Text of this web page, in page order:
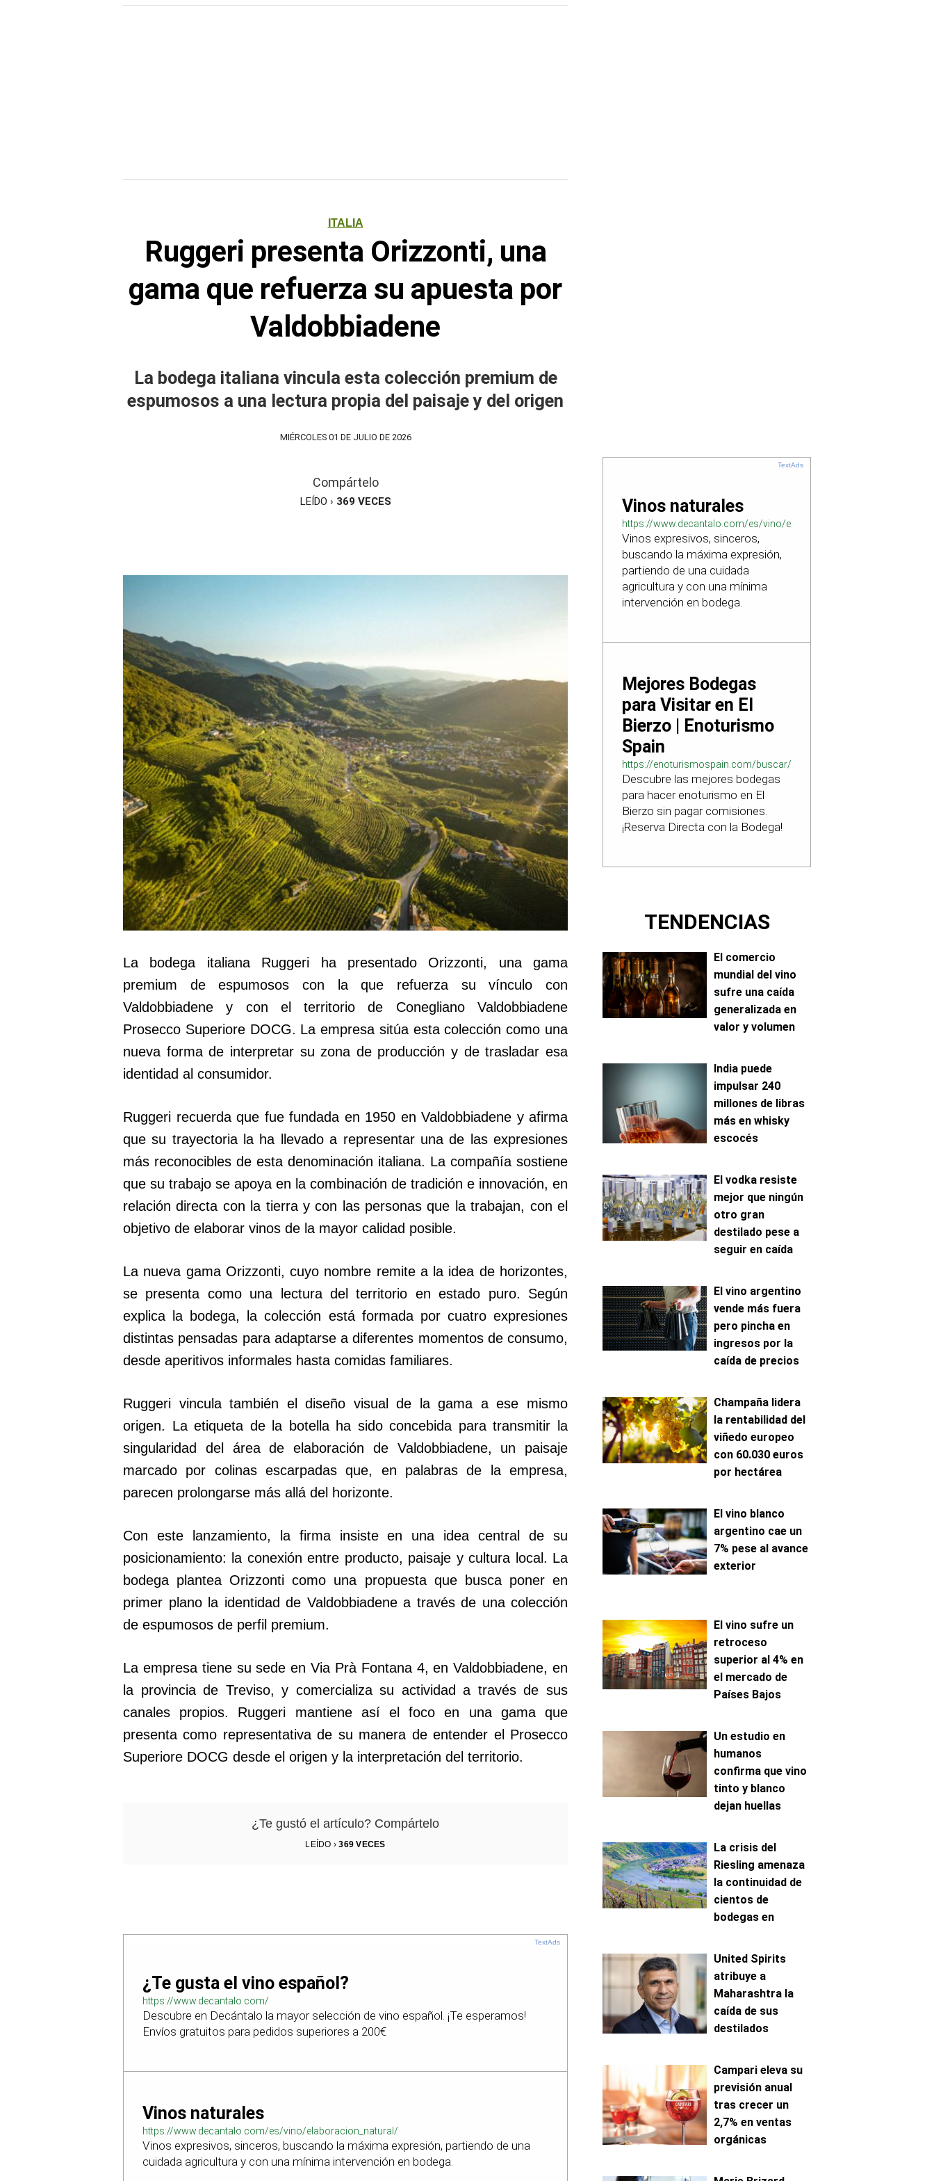
ITALIA
Ruggeri presenta Orizzonti, una
gama que refuerza su apuesta por
Valdobbiadene
La bodega italiana vincula esta colección premium de
espumosos a una lectura propia del paisaje y del origen
MIÉRCOLES 01 DE JULIO DE 2026
Compártelo
LEÍDO › 369 VECES
La bodega italiana Ruggeri ha presentado Orizzonti, una gama
premium de espumosos con la que refuerza su vínculo con
Valdobbiadene y con el territorio de Conegliano Valdobbiadene
Prosecco Superiore DOCG. La empresa sitúa esta colección como una
nueva forma de interpretar su zona de producción y de trasladar esa
identidad al consumidor.
Ruggeri recuerda que fue fundada en 1950 en Valdobbiadene y afirma
que su trayectoria la ha llevado a representar una de las expresiones
más reconocibles de esta denominación italiana. La compañía sostiene
que su trabajo se apoya en la combinación de tradición e innovación, en
relación directa con la tierra y con las personas que la trabajan, con el
objetivo de elaborar vinos de la mayor calidad posible.
La nueva gama Orizzonti, cuyo nombre remite a la idea de horizontes,
se presenta como una lectura del territorio en estado puro. Según
explica la bodega, la colección está formada por cuatro expresiones
distintas pensadas para adaptarse a diferentes momentos de consumo,
desde aperitivos informales hasta comidas familiares.
Ruggeri vincula también el diseño visual de la gama a ese mismo
origen. La etiqueta de la botella ha sido concebida para transmitir la
singularidad del área de elaboración de Valdobbiadene, un paisaje
marcado por colinas escarpadas que, en palabras de la empresa,
parecen prolongarse más allá del horizonte.
Con este lanzamiento, la firma insiste en una idea central de su
posicionamiento: la conexión entre producto, paisaje y cultura local. La
bodega plantea Orizzonti como una propuesta que busca poner en
primer plano la identidad de Valdobbiadene a través de una colección
de espumosos de perfil premium.
La empresa tiene su sede en Via Prà Fontana 4, en Valdobbiadene, en
la provincia de Treviso, y comercializa su actividad a través de sus
canales propios. Ruggeri mantiene así el foco en una gama que
presenta como representativa de su manera de entender el Prosecco
Superiore DOCG desde el origen y la interpretación del territorio.
¿Te gustó el artículo? Compártelo
LEÍDO ›369 VECES
TextAds
¿Te gusta el vino español?
https://www.decantalo.com/
Descubre en Decántalo la mayor selección de vino español. ¡Te esperamos!
Envíos gratuitos para pedidos superiores a 200€
Vinos naturales
https://www.decantalo.com/es/vino/elaboracion_natural/
Vinos expresivos, sinceros, buscando la máxima expresión, partiendo de una
cuidada agricultura y con una mínima intervención en bodega.
TextAds
Vinos naturales
https://www.decantalo.com/es/vino/elaboracion_natural/
Vinos expresivos, sinceros,
buscando la máxima expresión,
partiendo de una cuidada
agricultura y con una mínima
intervención en bodega.
Mejores Bodegas
para Visitar en El
Bierzo | Enoturismo
Spain
https://enoturismospain.com/buscar/ciudad-
visitar-bodegas-en-leon
Descubre las mejores bodegas
para hacer enoturismo en El
Bierzo sin pagar comisiones.
¡Reserva Directa con la Bodega!
TENDENCIAS
El comercio
mundial del vino
sufre una caída
generalizada en
valor y volumen
India puede
impulsar 240
millones de libras
más en whisky
escocés
El vodka resiste
mejor que ningún
otro gran
destilado pese a
seguir en caída
El vino argentino
vende más fuera
pero pincha en
ingresos por la
caída de precios
Champaña lidera
la rentabilidad del
viñedo europeo
con 60.030 euros
por hectárea
El vino blanco
argentino cae un
7% pese al avance
exterior
El vino sufre un
retroceso
superior al 4% en
el mercado de
Países Bajos
Un estudio en
humanos
confirma que vino
tinto y blanco
dejan huellas
distintas
La crisis del
Riesling amenaza
la continuidad de
cientos de
bodegas en
United Spirits
atribuye a
Maharashtra la
caída de sus
destilados
Campari eleva su
previsión anual
tras crecer un
2,7% en ventas
orgánicas